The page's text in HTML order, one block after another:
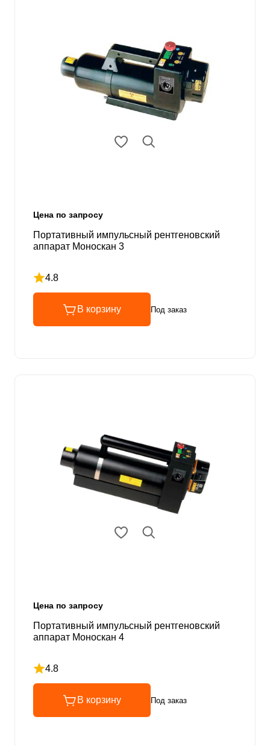
Цена по запросу
Портативный импульсный рентгеновский
аппарат Моноскан 3
4.8
Рейтинг 4.8 из 5
В корзину Под заказ
Цена по запросу
Портативный импульсный рентгеновский
аппарат Моноскан 4
4.8
Рейтинг 4.8 из 5
В корзину Под заказ